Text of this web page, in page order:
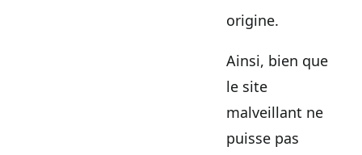
origine.
Ainsi, bien que
le site
malveillant ne
puisse pas